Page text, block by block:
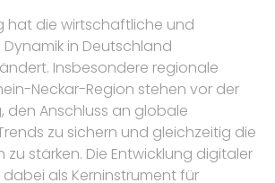
hat die wirtschaftliche und
in Deutschland
Insbesondere regionale
Neckar-Region stehen vor der
den Anschluss an globale
zu sichern und gleichzeitig die
zu stärken. Die Entwicklung digitaler
als Kerninstrument für